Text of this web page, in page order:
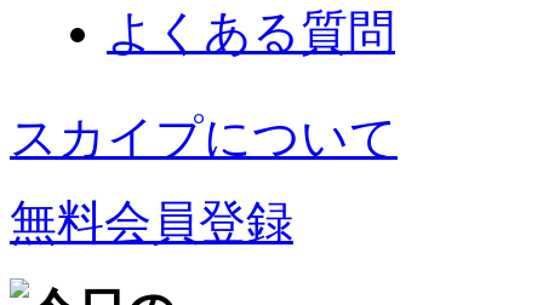
よくある質問
スカイプについて
無料会員登録